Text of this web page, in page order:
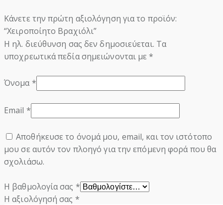
Κάνετε την πρώτη αξιολόγηση για το προϊόν:
“Χειροποίητο Βραχιόλι”
Η ηλ. διεύθυνση σας δεν δημοσιεύεται. Τα
υποχρεωτικά πεδία σημειώνονται με*
Όνομα*
Email *
Αποθήκευσε το όνομά μου, email, και τον ιστότοπο
μου σε αυτόν τον πλοηγό για την επόμενη φορά που θα
σχολιάσω.
Η βαθμολογία σας *
Η αξιολόγησή σας *